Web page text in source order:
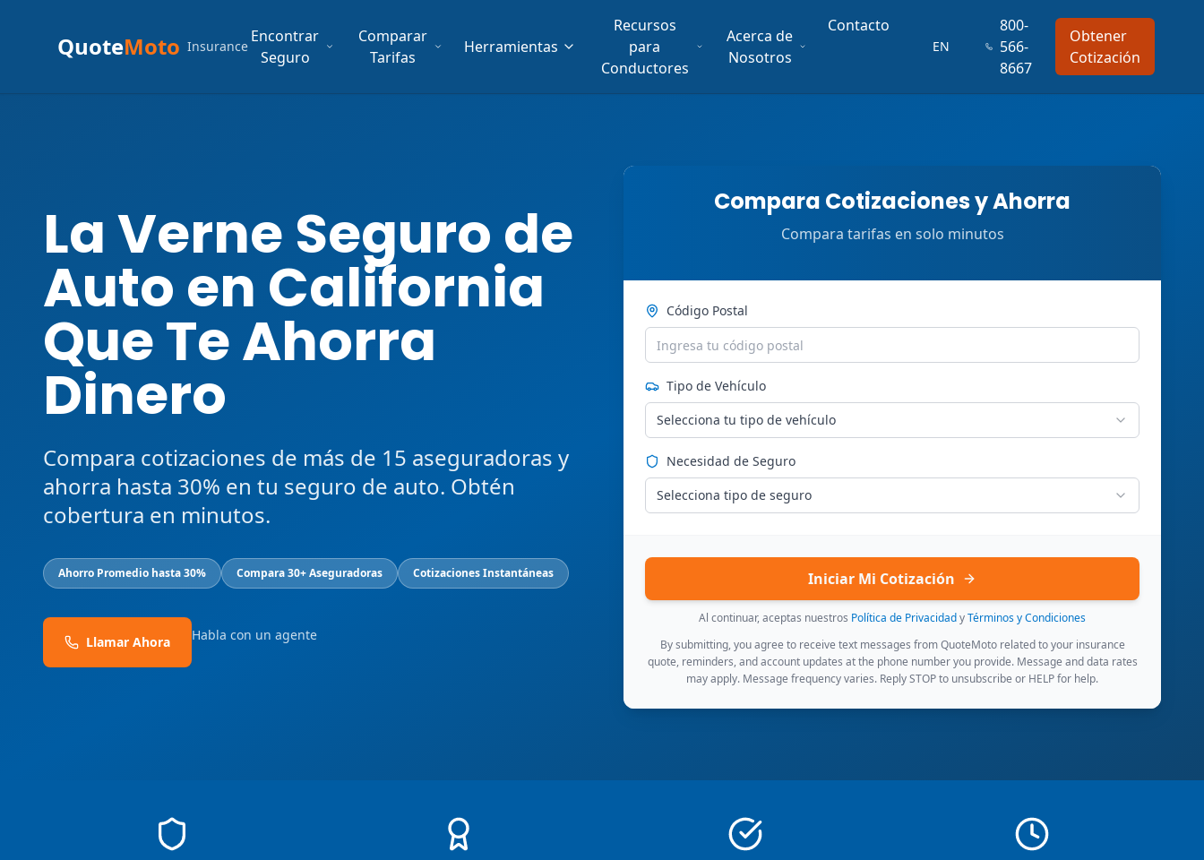
QuoteMoto Insurance
Encontrar
Seguro
Comparar
Tarifas
Herramientas
Recursos
para
Conductores
Acerca de
Nosotros
Contacto
EN
800-
566-
8667
Obtener
Cotización
La Verne Seguro de
Auto en California
Que Te Ahorra
Dinero
Compara cotizaciones de más de 15 aseguradoras y
ahorra hasta 30% en tu seguro de auto. Obtén
cobertura en minutos.
Ahorro Promedio hasta 30% Compara 30+ Aseguradoras Cotizaciones Instantáneas
Llamar Ahora Habla con un agente
Compara Cotizaciones y Ahorra
Compara tarifas en solo minutos
Código Postal
Tipo de Vehículo
Selecciona tu tipo de vehículo
Necesidad de Seguro
Selecciona tipo de seguro
Iniciar Mi Cotización
Al continuar, aceptas nuestros Política de PrivacidadyTérminos y Condiciones
By submitting, you agree to receive text messages from QuoteMoto related to your insurance
quote, reminders, and account updates at the phone number you provide. Message and data rates
may apply. Message frequency varies. Reply STOP to unsubscribe or HELP for help.